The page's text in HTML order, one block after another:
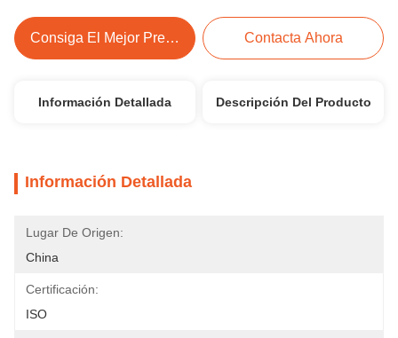
Consiga El Mejor Precio Contacta Ahora
Información Detallada Descripción Del Producto
Información Detallada
Lugar De Origen:
China
Certificación:
ISO